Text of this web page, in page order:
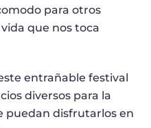
para otros
que nos toca
entrañable festival
diversos para la
puedan disfrutarlos en